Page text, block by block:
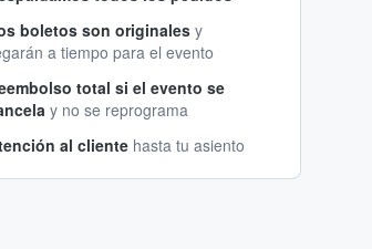
boletos son originalesy
a tiempo para el evento
total si el evento se
y no se reprograma
al cliente hasta tu asiento